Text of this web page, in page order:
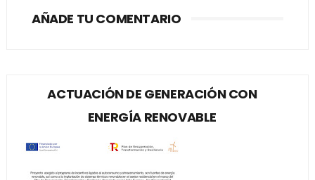
AÑADE TU COMENTARIO
ACTUACIÓN DE GENERACIÓN CON
ENERGÍA RENOVABLE